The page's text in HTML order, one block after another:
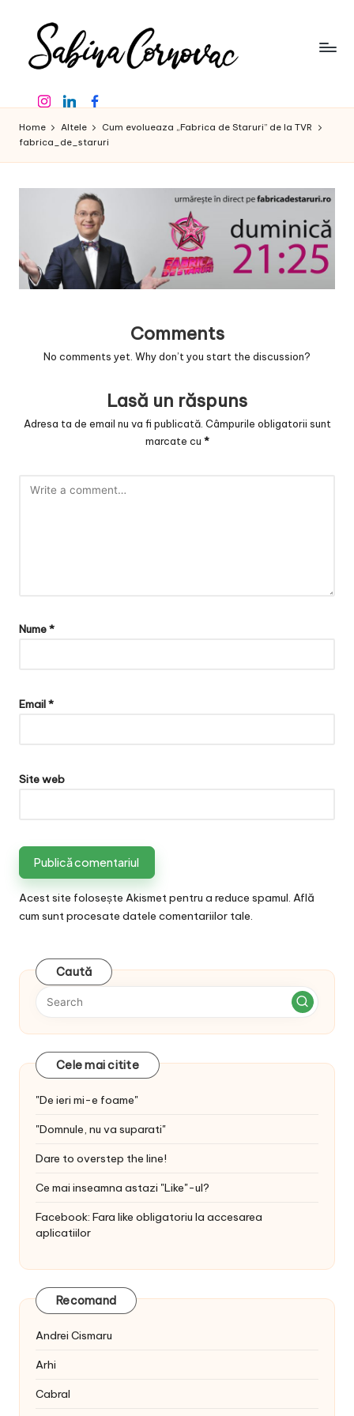
content
a
b
in
a
o
r
c
in
creator
de
conținut
de
InstagramLinkedinFacebook
Home Altele
Cum evolueaza „Fabrica de Staruri” de la TVR
fabrica_de_staruri
Comments
No comments yet. Why don’t you start the discussion?
Lasă un răspuns
Adresa ta de email nu va fi publicată. Câmpurile obligatorii sunt
marcate cu *
Nume*
Email*
Site web
Acest site folosește Akismet pentru a reduce spamul. Află
cum sunt procesate datele comentariilor tale
Caută
Cele mai citite
"De ieri mi-e foame"
"Domnule, nu va suparati"
Dare to overstep the line!
Ce mai inseamna astazi "Like"-ul?
Facebook: Fara like obligatoriu la accesarea
aplicatiilor
Recomand
Andrei Cismaru
Arhi
Cabral